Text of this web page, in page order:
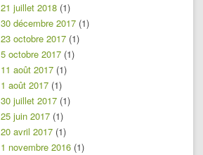
21 juillet 2018 (1)
30 décembre 2017 (1)
23 octobre 2017 (1)
5 octobre 2017 (1)
11 août 2017 (1)
1 août 2017 (1)
30 juillet 2017 (1)
25 juin 2017 (1)
20 avril 2017 (1)
1 novembre 2016 (1)